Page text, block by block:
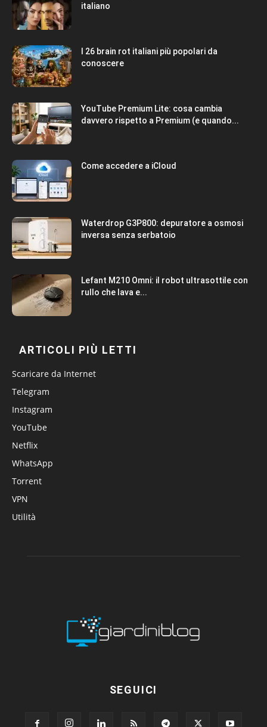
italiano
I 26 brain rot italiani più popolari da
conoscere
YouTube Premium Lite: cosa cambia
davvero rispetto a Premium (e quando...
Come accedere a iCloud
Waterdrop G3P800: depuratore a osmosi
inversa senza serbatoio
Lefant M210 Omni: il robot ultrasottile con
rullo che lava e...
ARTICOLI PIÙ LETTI
Scaricare da Internet
Telegram
Instagram
YouTube
Netflix
WhatsApp
Torrent
VPN
Utilità
SEGUICI